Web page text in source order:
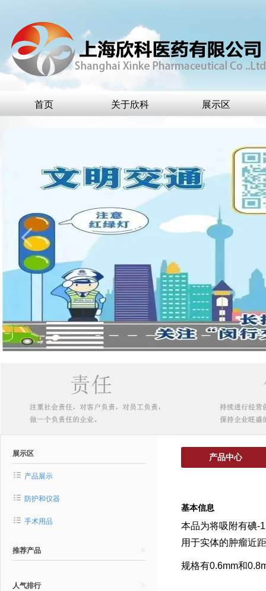
首页 关于欣科 展示区
展示区
产品展示
防护和仪器
手术用品
>
推荐产品
>
人气排行
产品中心
基本信息
本品为将吸附有碘-
用于实体的肿瘤近
规格有0.6mm和